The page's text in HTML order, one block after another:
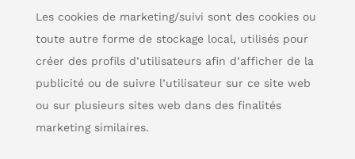
Les cookies de marketing/suivi sont des cookies ou
toute autre forme de stockage local, utilisés pour
créer des profils d’utilisateurs afin d’afficher de la
publicité ou de suivre l’utilisateur sur ce site web
ou sur plusieurs sites web dans des finalités
marketing similaires.